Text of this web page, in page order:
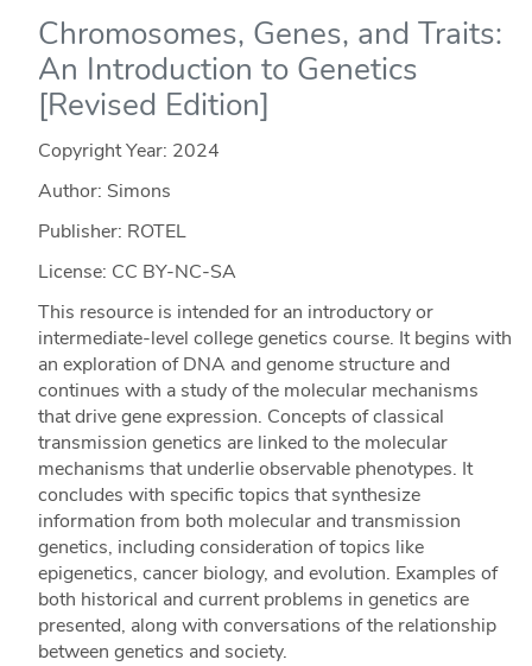
Chromosomes, Genes, and Traits:
An Introduction to Genetics
[Revised Edition]
Copyright Year: 2024
Author: Simons
Publisher: ROTEL
License: CC BY-NC-SA
This resource is intended for an introductory or
intermediate-level college genetics course. It begins with
an exploration of DNA and genome structure and
continues with a study of the molecular mechanisms
that drive gene expression. Concepts of classical
transmission genetics are linked to the molecular
mechanisms that underlie observable phenotypes. It
concludes with specific topics that synthesize
information from both molecular and transmission
genetics, including consideration of topics like
epigenetics, cancer biology, and evolution. Examples of
both historical and current problems in genetics are
presented, along with conversations of the relationship
between genetics and society.